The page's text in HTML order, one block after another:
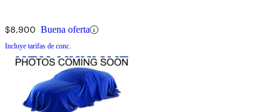
$8,900 Buena oferta
Incluye tarifas de conc.